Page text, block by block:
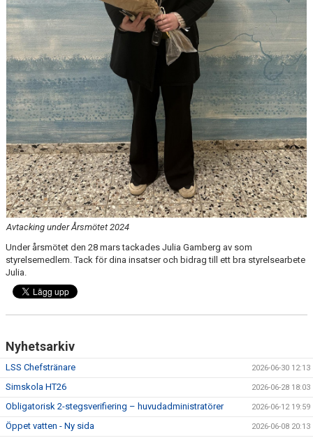
Avtacking under Årsmötet 2024
Under årsmötet den 28 mars tackades Julia Gamberg av som
styrelsemedlem. Tack för dina insatser och bidrag till ett bra styrelsearbete
Julia.
Nyhetsarkiv
LSS Chefstränare 2026-06-30 12:13
Simskola HT26 2026-06-28 18:03
Obligatorisk 2-stegsverifiering – huvudadministratörer 2026-06-12 19:59
Öppet vatten - Ny sida 2026-06-08 20:13